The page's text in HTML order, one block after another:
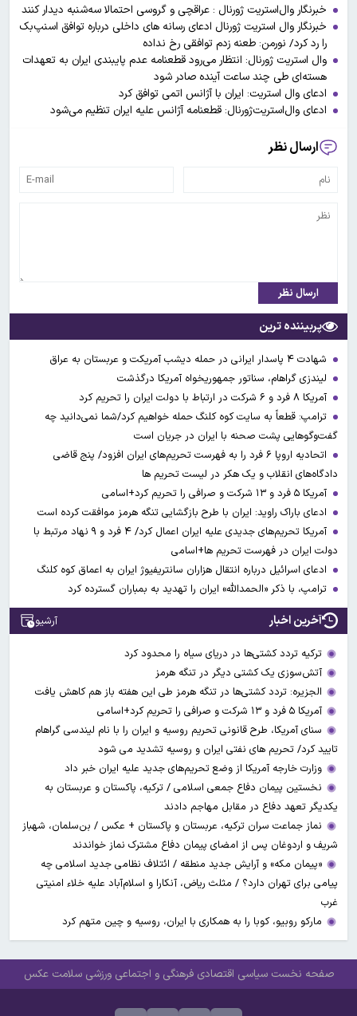
خبرنگار وال‌استریت ژورنال : عراقچی و گروسی احتمالا سه‌شنبه دیدار کنند
خبرنگار وال استریت ژورنال ادعای رسانه های داخلی درباره توافق اسنپ‌بک
را رد کرد/ نورمن: طعنه‌ زدم توافقی رخ نداده
وال استریت ژورنال: انتظار می‌رود قطعنامه عدم پایبندی ایران به تعهدات
هسته‌ای طی چند ساعت آینده صادر شود
ادعای وال استریت: ایران با آژانس اتمی توافق کرد
ادعای وال‌استریت‌ژورنال: قطعنامه آژانس علیه ایران تنظیم می‌شود
ارسال نظر
ارسال نظر
پربیننده ترین
شهادت ۴ پاسدار ایرانی در حمله دیشب آمریکت و عربستان به عراق
لیندزی گراهام، سناتور جمهوریخواه آمریکا درگذشت
آمریکا ۸ فرد و ۶ شرکت در ارتباط با دولت ایران را تحریم کرد
ترامپ: قطعاً به سایت کوه کلنگ حمله خواهیم کرد/شما نمی‌دانید چه
گفت‌وگوهایی پشت صحنه با ایران در جریان است
اتحادیه اروپا ۶ فرد را به فهرست تحریم‌های ایران افزود/ پنج قاضی
دادگاه‌های انقلاب و یک هکر در لیست تحریم ها
آمریکا ۵ فرد و ۱۳ شرکت و صرافی را تحریم کرد+اسامی
ادعای باراک راوید: ایران با طرح بازگشایی تنگه هرمز موافقت کرده است
آمریکا تحریم‌های جدیدی علیه ایران اعمال کرد/ ۴ فرد و ۹ نهاد مرتبط با
دولت ایران در فهرست تحریم ها+اسامی
ادعای اسرائیل درباره انتقال هزاران سانتریفیوژ ایران به اعماق کوه کلنگ
ترامپ، با ذکر «الحمدالله» ایران را تهدید به بمباران گسترده کرد
آخرین اخبار آرشیو
ترکیه تردد کشتی‌ها در دریای سیاه را محدود کرد
آتش‌سوزی یک کشتی دیگر در تنگه هرمز
الجزیره: تردد کشتی‌ها در تنگه هرمز طی این هفته باز هم کاهش یافت
آمریکا ۵ فرد و ۱۳ شرکت و صرافی را تحریم کرد+اسامی
سنای آمریکا، طرح قانونی تحریم روسیه و ایران را با نام لیندسی گراهام
تایید کرد/ تحریم های نفتی ایران و روسیه تشدید می شود
وزارت خارجه آمریکا از وضع تحریم‌های جدید علیه ایران خبر داد
نخستین پیمان دفاع جمعی اسلامی / ترکیه، پاکستان و عربستان به
یکدیگر تعهد دفاع در مقابل مهاجم دادند
نماز جماعت سران ترکیه، عربستان و پاکستان + عکس / بن‌سلمان، شهباز
شریف و اردوغان پس از امضای پیمان دفاع مشترک نماز خواندند
«پیمان مکه» و آرایش جدید منطقه / ائتلاف نظامی جدید اسلامی چه
پیامی برای تهران دارد؟ / مثلث ریاض، آنکارا و اسلام‌آباد علیه خلاء امنیتی
غرب
مارکو روبیو، کوبا را به همکاری با ایران، روسیه و چین متهم کرد
صفحه نخست سیاسی اقتصادی فرهنگی و اجتماعی ورزشی سلامت عکس